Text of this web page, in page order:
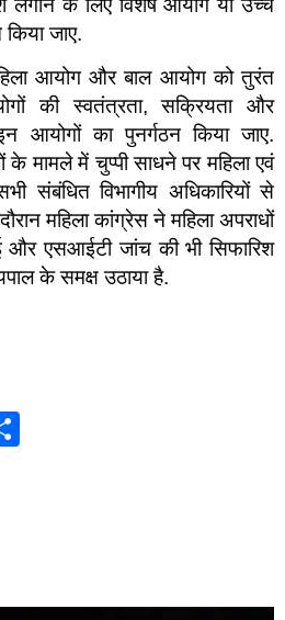
जाए.
आयोग और बाल आयोग को तुरंत
की स्वतंत्रता, सक्रियता और
आयोगों का पुनर्गठन किया जाए.
मामले में चुप्पी साधने पर महिला एवं
संबंधित विभागीय अधिकारियों से
महिला कांग्रेस ने महिला अपराधों
और एसआईटी जांच की भी सिफारिश
के समक्ष उठाया है.